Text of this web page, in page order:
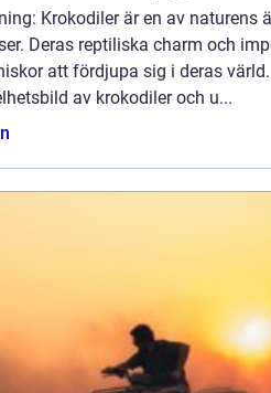
Krokodiler är en av naturens
Deras reptiliska charm och
att fördjupa sig i deras
av krokodiler och u...